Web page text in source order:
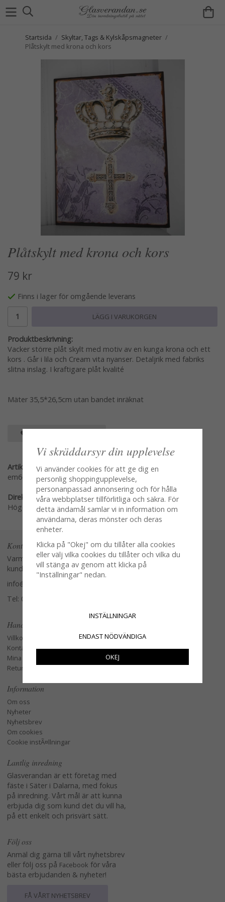
Startsida / Skyltar, Tags & Kylskåpsmagneter /
Plåtskylt med krona och kors
Plåtskylt med krona och kors
79 kr
Finns i lager för omgående leverans
LÄGG I VARUKORGEN
Produktbeskrivning:
Vacker större plåt skylt med motiv av en kunga krona och ett
kors . Går i lila och Cream vita nyanser. Detaljrik med fabriks
slitna inslag. I kraftigare plåt kvalité
Mäter 35,5*26,5cm utan bandet inräknat
Artikelnummer:
em669
Direktlänk:
Högerklicka och kopiera adressen
Kontakta oss
Varmt välkommen att kontakta vår
kundtjänst.
info@glasverandan.se
Tel: 079-3495968
Handla
Villkor
Kontakta oss
Mina favoriter
Retur och Reklamation
Information
Om oss
Nyheter
Nyhetsbrev
Om cookies
Cookie instÃ¤llningar
Lantlig inredning
Glasverandan är ett företag med
fäste i Säter i Dalarna, med fokus
på inredning. Vårt mål är att kunna
erbjuda dig som kund det du vill ha,
på ett enkelt och prisvärt sätt.
Följ oss
Anmäl dig gärna till vårt nyhetsbrev
eller följ oss på Facebook för våra
bästa erbjudanden & nyheter!
FÅ VÅRT NYHETSBREV
Vi skräddarsyr din upplevelse
Vi använder cookies för att ge dig en
personlig shoppingupplevelse,
personanpassad annonsering och för hålla
våra webbplatser tillförlitliga och säkra. För
detta ändamål samlar vi in information om
användarna, deras mönster och deras
enheter.
Klicka på "Okej" om du tillåter alla cookies
eller välj vilka cookies du tillåter och vilka du
vill stänga av genom att klicka på
"Inställningar" nedan.
INSTÄLLNINGAR
ENDAST NÖDVÄNDIGA
OKEJ